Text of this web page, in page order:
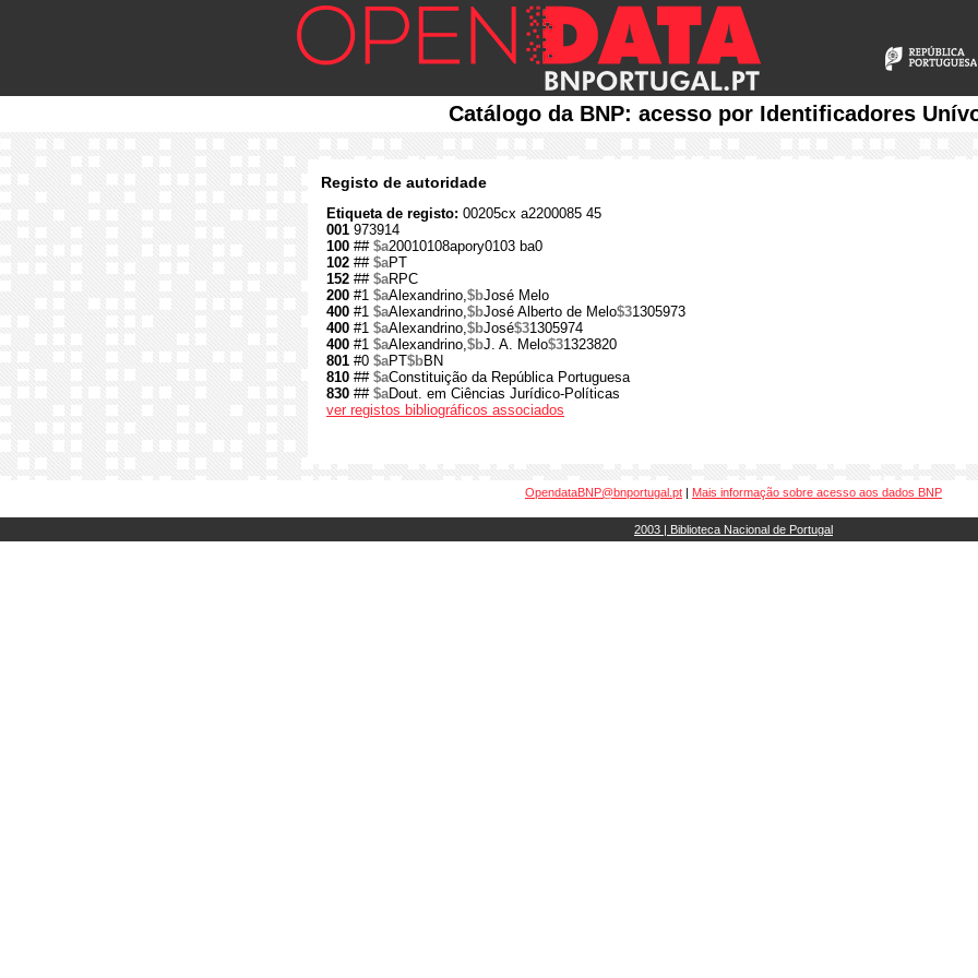
Catálogo da BNP: acesso por Identificadores
Registo de autoridade
Etiqueta de registo: 00205cx a2200085 45
001 973914
100 ## $a20010108apory0103 ba0
102 ## $aPT
152 ## $aRPC
200 #1 $aAlexandrino,$bJosé Melo
400 #1 $aAlexandrino,$bJosé Alberto de Melo$31305973
400 #1 $aAlexandrino,$bJosé$31305974
400 #1 $aAlexandrino,$bJ. A. Melo$31323820
801 #0 $aPT$bBN
810 ## $aConstituição da República Portuguesa
830 ## $aDout. em Ciências Jurídico-Políticas
ver registos bibliográficos associados
OpendataBNP@bnportugal.pt | Mais informação sobre acesso aos dados BNP
2003 | Biblioteca Nacional de Portugal